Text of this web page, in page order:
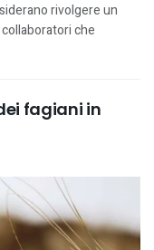
rivolgere un
che
fagiani in